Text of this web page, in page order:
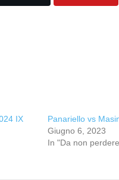
IX
Panariello vs
Giugno 6, 2023
In "Da non